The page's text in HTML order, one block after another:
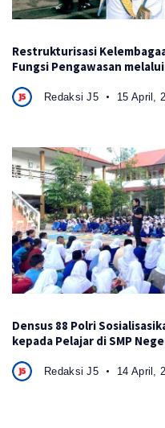
Restrukturisasi
Fungsi Pengawasan
Redaksi J5 15 April,
Densus 88 Polri
kepada Pelajar di SMP
Redaksi J5 14 April,